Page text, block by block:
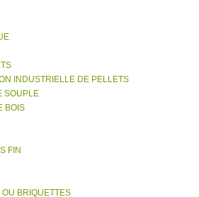
INDUSTRIELLE DE PELLETS
SOUPLE
BOIS
FIN
BRIQUETTES